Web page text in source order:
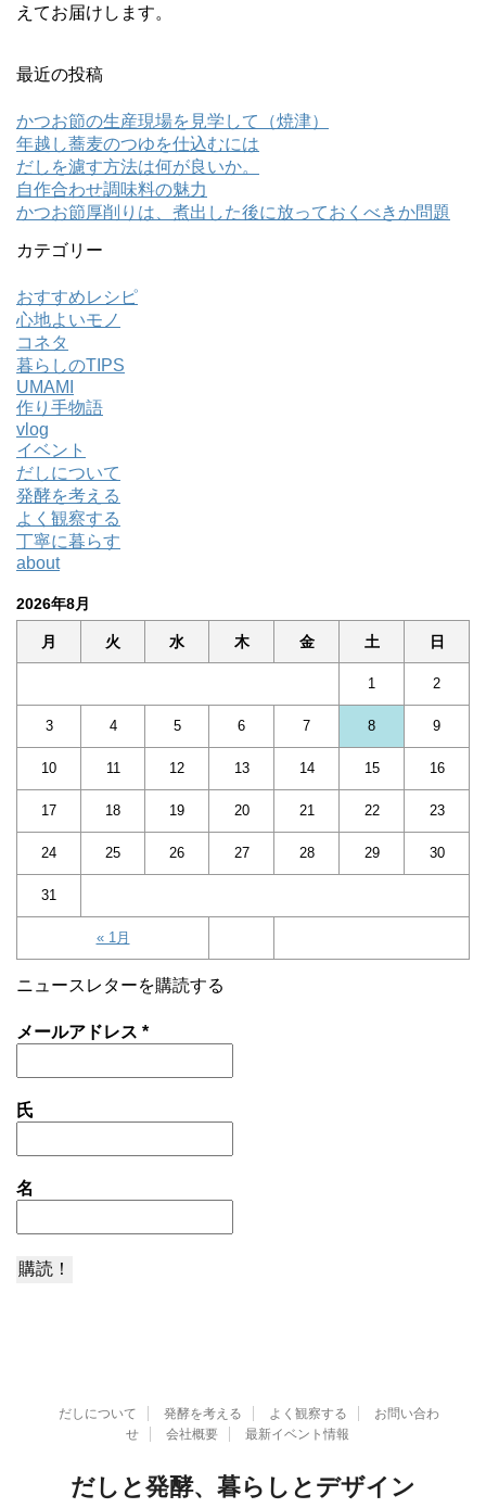
えてお届けします。
最近の投稿
かつお節の生産現場を見学して（焼津）
年越し蕎麦のつゆを仕込むには
だしを濾す方法は何が良いか。
自作合わせ調味料の魅力
かつお節厚削りは、煮出した後に放っておくべきか問題
カテゴリー
おすすめレシピ
心地よいモノ
コネタ
暮らしのTIPS
UMAMI
作り手物語
vlog
イベント
だしについて
発酵を考える
よく観察する
丁寧に暮らす
about
2026年8月
月 火 水 木 金 土 日
« 1月
1 2
3 4 5 6 7 8 9
10 11 12 13 14 15 16
17 18 19 20 21 22 23
24 25 26 27 28 29 30
31
ニュースレターを購読する
メールアドレス *
氏
名
だしについて 発酵を考える よく観察する
お問い合わ
せ
会社概要 最新イベント情報
だしと発酵、暮らしとデザイン